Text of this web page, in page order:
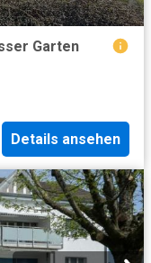
Garten
Details ansehen